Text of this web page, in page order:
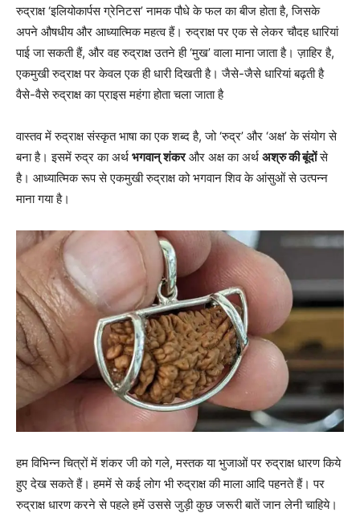
रुद्राक्ष ‘इलियोकार्पस ग्रेनिटस’ नामक पौधे के फल का बीज होता है, जिसके
अपने औषधीय और आध्यात्मिक महत्व हैं। रुद्राक्ष पर एक से लेकर चौदह धारियां
पाई जा सकती हैं, और वह रुद्राक्ष उतने ही ‘मुख’ वाला माना जाता है। ज़ाहिर है,
एकमुखी रुद्राक्ष पर केवल एक ही धारी दिखती है। जैसे-जैसे धारियां बढ़ती है
वैसे-वैसे रुद्राक्ष का प्राइस महंगा होता चला जाता है
वास्तव में रुद्राक्ष संस्कृत भाषा का एक शब्द है, जो ‘रुद्र’ और ‘अक्ष’ के संयोग से
बना है। इसमें रुद्र का अर्थ भगवान् शंकरऔर अक्ष का अर्थ अश्रु की बूंदोंसे
है। आध्यात्मिक रूप से एकमुखी रुद्राक्ष को भगवान शिव के आंसुओं से उत्पन्न
माना गया है।
हम विभिन्न चित्रों में शंकर जी को गले, मस्तक या भुजाओं पर रुद्राक्ष धारण किये
हुए देख सकते हैं। हममें से कई लोग भी रुद्राक्ष की माला आदि पहनते हैं। पर
रुद्राक्ष धारण करने से पहले हमें उससे जुड़ी कुछ जरूरी बातें जान लेनी चाहिये।